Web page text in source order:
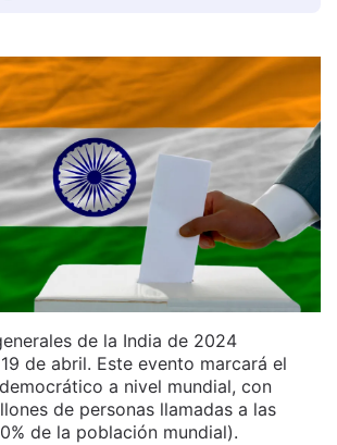
de la India de 2024
de abril. Este evento marcará el
a nivel mundial, con
de personas llamadas a las
de la población mundial).